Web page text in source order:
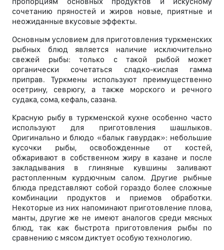
сочетанию пряностей и жиров новые, приятные и
неожиданные вкусовые эффекты.
Основным условием для приготовления туркменских
рыбных блюд является наличие исключительно
свежей рыбы: только с такой рыбой может
органически сочетаться сладко-кислая гамма
приправ. Туркмены используют преимущественно
осетрину, севрюгу, а также морского и речного
судака, сома, кефаль, сазана.
Красную рыбу в туркменской кухне особенно часто
используют для приготовления шашлыков.
Оригинально и блюдо «балык гавурдак»: небольшие
кусочки рыбы, освобожденные от костей,
обжаривают в собственном жиру в казане и после
закладывания в глиняные кувшины заливают
растопленным курдючным салом. Другие рыбные
блюда представляют собой гораздо более сложные
комбинации продуктов и приемов обработки.
Некоторые из них напоминают приготовление плова,
манты, другие же не имеют аналогов среди мясных
блюд, так как быстрота приготовления рыбы по
сравнению с мясом диктует особую технологию.